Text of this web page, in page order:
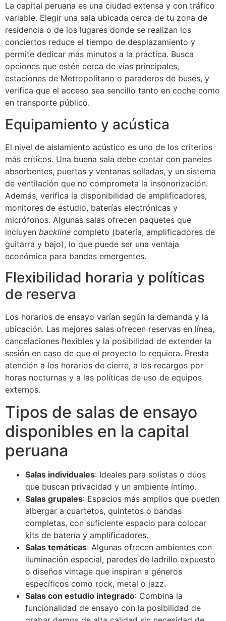
La capital peruana es una ciudad extensa y con tráfico
variable. Elegir una sala ubicada cerca de tu zona de
residencia o de los lugares donde se realizan los
conciertos reduce el tiempo de desplazamiento y
permite dedicar más minutos a la práctica. Busca
opciones que estén cerca de vías principales,
estaciones de Metropolitano o paraderos de buses, y
verifica que el acceso sea sencillo tanto en coche como
en transporte público.
Equipamiento y acústica
El nivel de aislamiento acústico es uno de los criterios
más críticos. Una buena sala debe contar con paneles
absorbentes, puertas y ventanas selladas, y un sistema
de ventilación que no comprometa la insonorización.
Además, verifica la disponibilidad de amplificadores,
monitores de estudio, baterías electrónicas y
micrófonos. Algunas salas ofrecen paquetes que
incluyen backline completo (batería, amplificadores de
guitarra y bajo), lo que puede ser una ventaja
económica para bandas emergentes.
Flexibilidad horaria y políticas
de reserva
Los horarios de ensayo varían según la demanda y la
ubicación. Las mejores salas ofrecen reservas en línea,
cancelaciones flexibles y la posibilidad de extender la
sesión en caso de que el proyecto lo requiera. Presta
atención a los horarios de cierre, a los recargos por
horas nocturnas y a las políticas de uso de equipos
externos.
Tipos de salas de ensayo
disponibles en la capital
peruana
Salas individuales: Ideales para solistas o dúos
que buscan privacidad y un ambiente íntimo.
Salas grupales: Espacios más amplios que pueden
albergar a cuartetos, quintetos o bandas
completas, con suficiente espacio para colocar
kits de batería y amplificadores.
Salas temáticas: Algunas ofrecen ambientes con
iluminación especial, paredes de ladrillo expuesto
o diseños vintage que inspiran a géneros
específicos como rock, metal o jazz.
Salas con estudio integrado: Combina la
funcionalidad de ensayo con la posibilidad de